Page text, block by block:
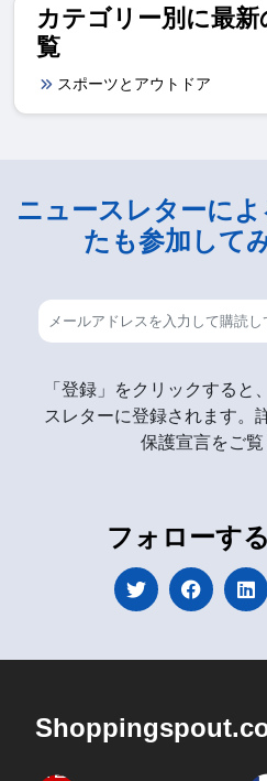
カテゴリー別に最
覧
スポーツとアウトドア
ニュースレターに
たも参加して
「登録」をクリックすると
スレターに登録されます。
保護宣言をご覧
フォローする